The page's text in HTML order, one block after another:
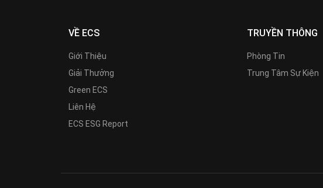
VỀ ECS
Giới Thiệu
Giải Thưởng
Green ECS
Liên Hệ
ECS ESG Report
TRUYỀN THÔNG
Phòng Tin
Trung Tâm Sự Kiện